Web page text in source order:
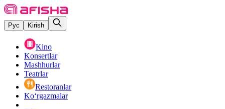
Рус Kirish
Kino
Konsertlar
Mashhurlar
Teatrlar
Restoranlar
Ko‘rgazmalar